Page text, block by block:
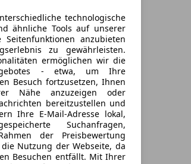
technologische
ähnliche Tools auf unserer
anzubieten
zu gewährleisten.
ermöglichen wir die
- etwa, um Ihre
Besuch fortzusetzen, Ihnen
Nähe anzuzeigen oder
bereitzustellen und
Ihre E-Mail-Adresse lokal,
Suchanfragen,
der Preisbewertung
Nutzung der Webseite, da
Besuchen entfällt. Mit Ihrer